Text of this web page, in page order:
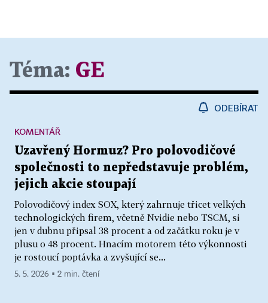
Téma: GE
ODEBÍRAT
Uzavřený Hormuz? Pro polovodičové
společnosti to nepředstavuje problém,
jejich akcie stoupají
Polovodičový index SOX, který zahrnuje třicet velkých
technologických firem, včetně Nvidie nebo TSCM, si
jen v dubnu připsal 38 procent a od začátku roku je v
plusu o 48 procent. Hnacím motorem této výkonnosti
je rostoucí poptávka a zvyšující se...
KOMENTÁŘ
5. 5. 2026 ▪ 2 min. čtení